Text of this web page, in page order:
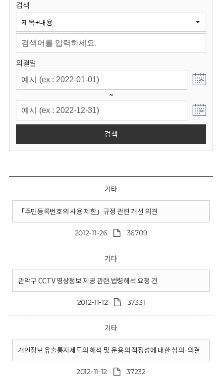
원
회
검색
의결일
~
검색
기타
「주민등록번호의 사용 제한」규정 관련 개선 의견
2012-11-26 36709
기타
관악구 CCTV 영상정보 제공 관련 법령해석 요청 건
2012-11-12 37331
기타
개인정보 유출통지제도의 해석 및 운용의 적정성에 대한 심의·의결
2012-11-12 37232